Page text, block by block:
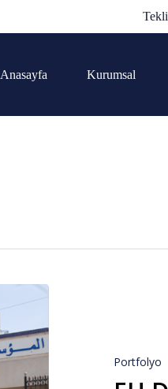
Anasayfa Kurumsal
Portfolyo